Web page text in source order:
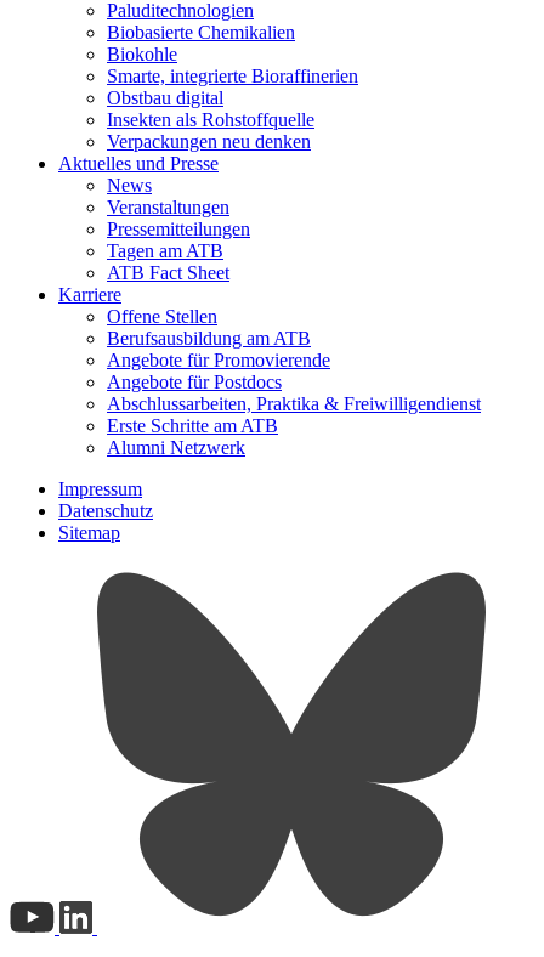
Paluditechnologien
Biobasierte Chemikalien
Biokohle
Smarte, integrierte Bioraffinerien
Obstbau digital
Insekten als Rohstoffquelle
Verpackungen neu denken
Aktuelles und Presse
News
Veranstaltungen
Pressemitteilungen
Tagen am ATB
ATB Fact Sheet
Karriere
Offene Stellen
Berufsausbildung am ATB
Angebote für Promovierende
Angebote für Postdocs
Abschlussarbeiten, Praktika & Freiwilligendienst
Erste Schritte am ATB
Alumni Netzwerk
Impressum
Datenschutz
Sitemap